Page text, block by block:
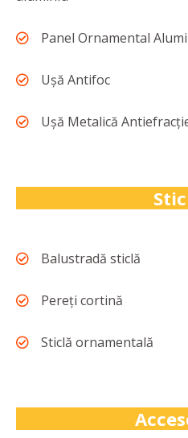
Panel Ornamental
Ușă Antifoc
Ușă Metalică
Balustradă sticlă
Pereți cortină
Sticlă ornamentală